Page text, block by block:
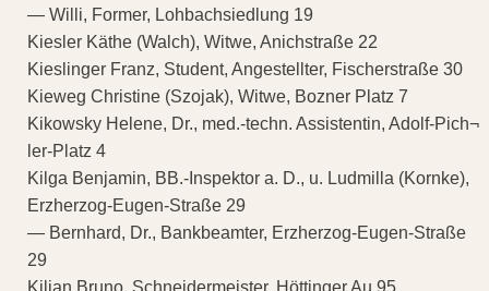
— Willi, Former, Lohbachsiedlung 19
Kiesler Käthe (Walch), Witwe, Anichstraße 22
Kieslinger Franz, Student, Angestellter, Fischerstraße 30
Kieweg Christine (Szojak), Witwe, Bozner Platz 7
Kikowsky Helene, Dr., med.-techn. Assistentin, Adolf-Pich¬
ler-Platz 4
Kilga Benjamin, BB.-Inspektor a. D., u. Ludmilla (Kornke),
Erzherzog-Eugen-Straße 29
— Bernhard, Dr., Bankbeamter, Erzherzog-Eugen-Straße
29
Kilian Bruno, Schneidermeister, Höttinger Au 95